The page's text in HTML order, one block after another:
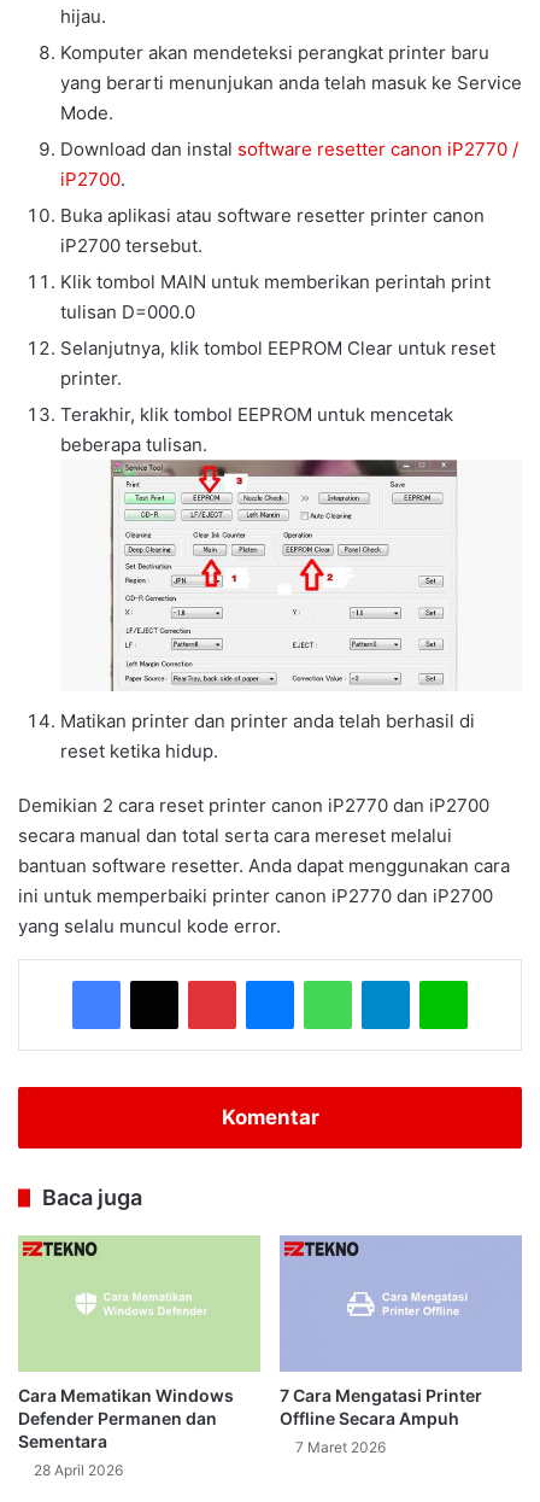
hijau.
Komputer akan mendeteksi perangkat printer baru
yang berarti menunjukan anda telah masuk ke Service
Mode.
Download dan instal software resetter canon iP2770 /
iP2700.
Buka aplikasi atau software resetter printer canon
iP2700 tersebut.
Klik tombol MAIN untuk memberikan perintah print
tulisan D=000.0
Selanjutnya, klik tombol EEPROM Clear untuk reset
printer.
Terakhir, klik tombol EEPROM untuk mencetak
beberapa tulisan.
Matikan printer dan printer anda telah berhasil di
reset ketika hidup.
Demikian 2 cara reset printer canon iP2770 dan iP2700
secara manual dan total serta cara mereset melalui
bantuan software resetter. Anda dapat menggunakan cara
ini untuk memperbaiki printer canon iP2770 dan iP2700
yang selalu muncul kode error.
Facebook
X PinterestMessengerWhatsAppTelegramLine
Komentar
Baca juga
Cara Mematikan Windows
Defender Permanen dan
Sementara
28 April 2026
7 Cara Mengatasi Printer
Offline Secara Ampuh
7 Maret 2026